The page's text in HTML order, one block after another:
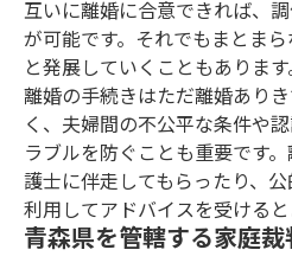
互いに離婚に合意できれば、
が可能です。それでもまとま
と発展していくこともあります
離婚の手続きはただ離婚あり
く、夫婦間の不公平な条件や
ラブルを防ぐことも重要です
護士に伴走してもらったり、
利用してアドバイスを受けると
青森県を管轄する家庭裁